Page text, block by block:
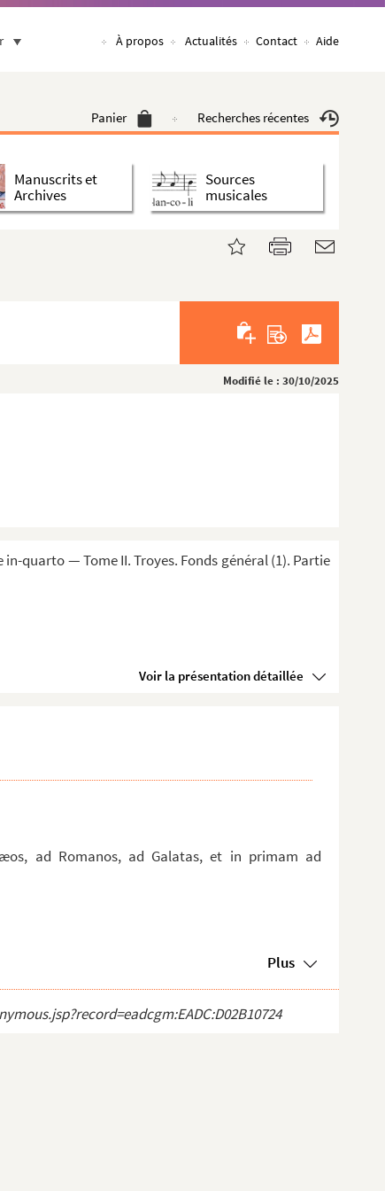
À propos Actualités Contact Aide
Panier Recherches récentes
Manuscrits et
Archives
Sources
musicales
Modifié le : 30/10/2025
quarto — Tome II. Troyes. Fonds général (1). Partie
Voir la présentation détaillée
ad Romanos, ad Galatas, et in primam ad
Plus